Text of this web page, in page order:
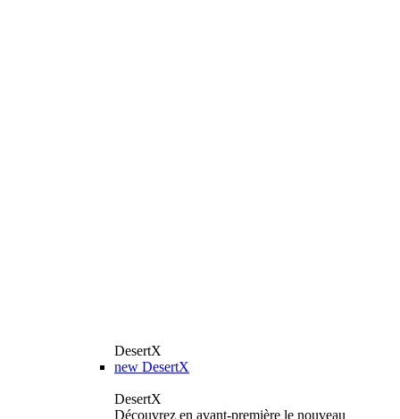
DesertX
new DesertX
DesertX
Découvrez en avant-première le nouveau